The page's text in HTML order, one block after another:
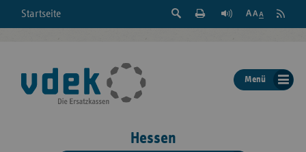
Startseite
Suche
der
Seite
Feed
Menü
Hessen